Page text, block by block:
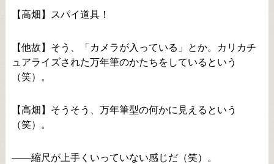
【高畑】スパイ道具！
【他故】そう、「カメラが入っている」とか。カリカチ
ュアライズされた万年筆のかたちをしているという
（笑）。
【高畑】そうそう、万年筆型の何かに見えるという
（笑）。
――縮尺が上手くいっていない感じだ（笑）。